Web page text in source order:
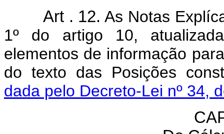
Art . 12. As Notas
1º do artigo 10,
elementos de informação
do texto das Posições
dada pelo Decreto-Lei nº 34,